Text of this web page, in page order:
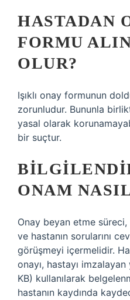
HASTADAN
FORMU
OLUR?
Işıklı onay formunun
zorunludur. Bununla
yasal olarak
bir suçtur.
ONAM
Onay beyan etme süreci,
ve hastanın sorularını
görüşmeyi içermelidir.
onayı, hastayı
KB) kullanılarak
hastanın kaydında